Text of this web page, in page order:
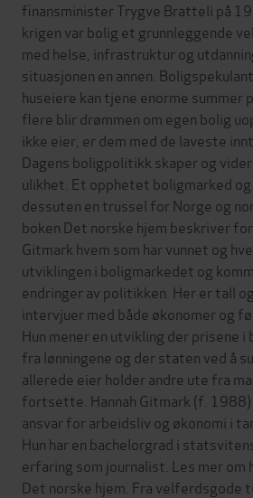
finansminister Trygve Bratteli på
krigen var bolig et grunnleggende
med helse, infrastruktur og
situasjonen en annen.
huseiere kan tjene enorme summer
flere blir drømmen om egen bolig
ikke eier, er dem med de laveste
Dagens boligpolitikk skaper og
ulikhet. Et opphetet boligmarked
dessuten en trussel for Norge og
boken Det norske hjem beskriver
Gitmark hvem som har vunnet og
utviklingen i boligmarkedet og
endringer av politikken. Her er tall
intervjuer med både økonomer og
Hun mener en utvikling der prisene
fra lønningene og der staten ved å
allerede eier holder andre ute fra
fortsette. Hannah Gitmark (f.
ansvar for arbeidsliv og økonomi i
Hun har en bachelorgrad i
erfaring som journalist. Les mer om
Det norske hjem. Fra velferdsgode